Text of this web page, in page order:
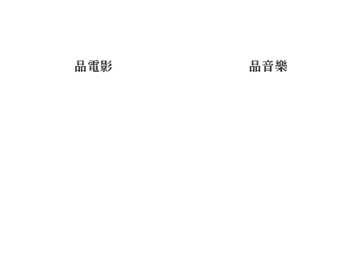
品電影 品音樂